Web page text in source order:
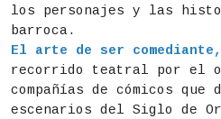
los personajes y las
barroca.
El arte de ser comediante,
recorrido teatral por el
compañías de cómicos
escenarios del Siglo de